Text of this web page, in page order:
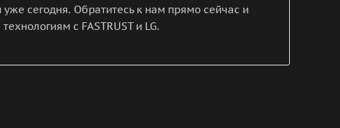
сегодня. Обратитесь к нам прямо сейчас и
с FASTRUST и LG.